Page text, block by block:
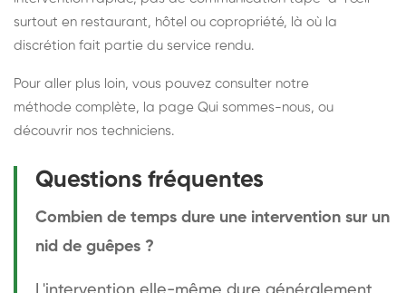
surtout en restaurant, hôtel ou copropriété, là où la
discrétion fait partie du service rendu.
Pour aller plus loin, vous pouvez consulter notre
méthode complète, la page Qui sommes-nous, ou
découvrir nos techniciens.
Questions fréquentes
Combien de temps dure une intervention sur un
nid de guêpes ?